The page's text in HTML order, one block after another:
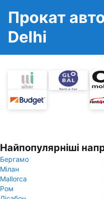
Прокат
Delhi
Найпопулярніші
Бергамо
Мілан
Mallorca
Ром